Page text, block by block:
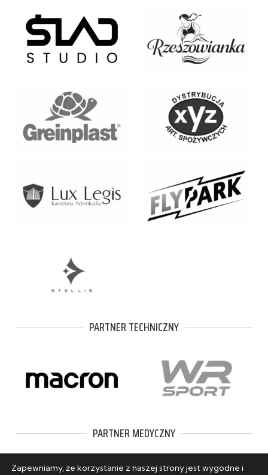
PARTNER TECHNICZNY
PARTNER MEDYCZNY
Zapewniamy, że korzystanie z naszej strony jest wygodne i